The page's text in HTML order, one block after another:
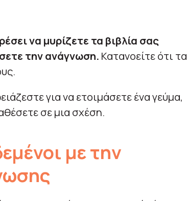
να μυρίζετε τα βιβλία σας
την ανάγνωση. Κατανοείτε ότι τα
για να ετοιμάσετε ένα γεύμα,
σε μια σχέση.
με την